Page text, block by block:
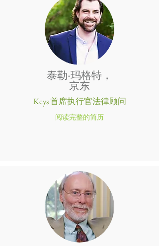
泰勒·玛格特，
京东
Keys 首席执行官法律顾问
阅读完整的简历